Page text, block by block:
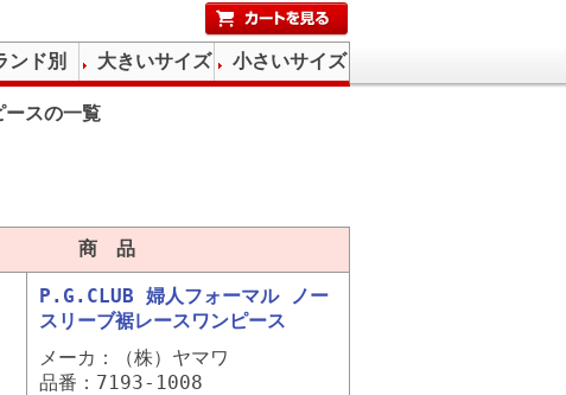
ースの一覧
商 品
P.G.CLUB 婦人フォーマル ノー
スリーブ裾レースワンピース
メーカ：（株）ヤマワ
品番：7193-1008
ンド別 大きいサイズ 小さいサイズ